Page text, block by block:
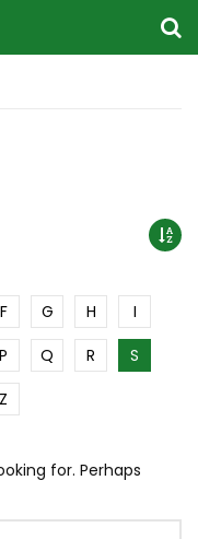
F G H
I
P Q R
S
Z
for. Perhaps